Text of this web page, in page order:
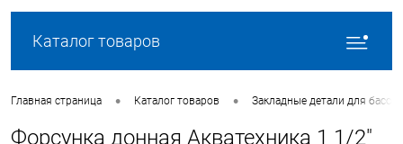
Каталог товаров
Главная страница • Каталог товаров • Закладные детали для
Форсунка донная Акватехника 1 1/2"